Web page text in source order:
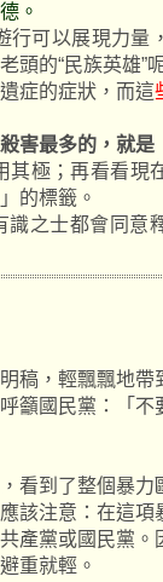
。
行可以展現力量
頭的“民族英雄”
症的症狀，而這
害最多的，就是
極；再看看現
的標籤。
之士都會同意
稿，輕飄飄地帶
籲國民黨：「不
看到了整個暴力
該注意：在這項
產黨或國民黨。
重就輕。